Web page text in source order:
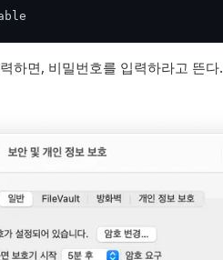
하면, 비밀번호를 입력하라고 뜬다.